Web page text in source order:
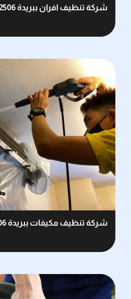
شركة تنظيف افران ببريدة 0503162506
شركة تنظيف مكيفات ببريدة 0503162506